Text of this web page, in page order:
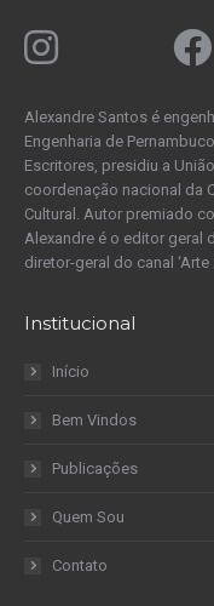
Alexandre Santos é
Engenharia de
Escritores, presidiu a
coordenação nacional da
Cultural. Autor premiado
Alexandre é o editor geral
diretor-geral do canal ‘Arte
Institucional
Início
Bem Vindos
Publicações
Quem Sou
Contato